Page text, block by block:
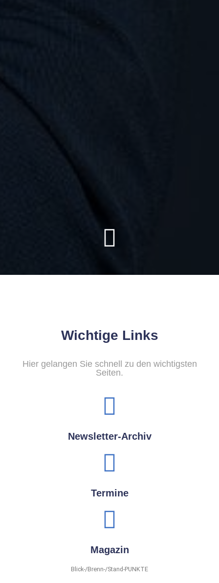
Wichtige Links
Hier gelangen Sie schnell zu den wichtigsten
Seiten.
Newsletter-Archiv
Termine
Magazin
Blick-/Brenn-/Stand-PUNKTE